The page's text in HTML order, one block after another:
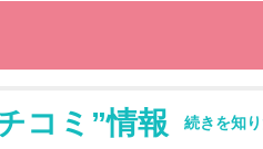
コミ”情報 続きを知